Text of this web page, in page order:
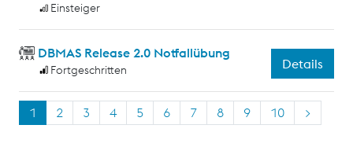
Einsteiger
DBMAS Release 2.0 Notfallübung
Fortgeschritten Details
1 2 3 4 5 6 7 8 9 10 >